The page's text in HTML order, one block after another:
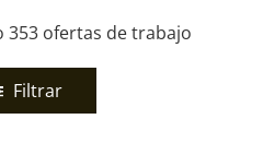
353 ofertas de trabajo
Filtrar